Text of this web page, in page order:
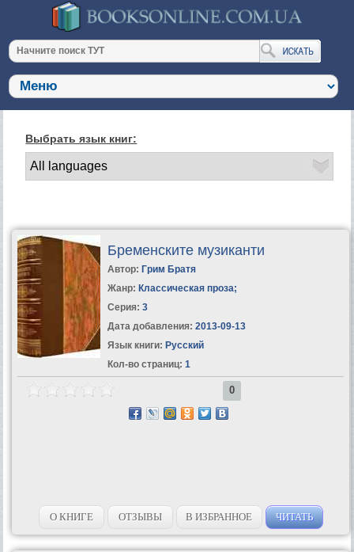
Выбрать язык книг:
Бременските музиканти
Автор: Грим Братя
Жанр: Классическая проза;
Серия: 3
Дата добавления: 2013-09-13
Язык книги: Русский
Кол-во страниц: 1
0
О КНИГЕ ОТЗЫВЫ В ИЗБРАННОЕ ЧИТАТЬ